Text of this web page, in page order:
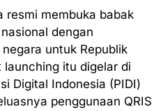
resmi membuka babak
dengan
untuk Republik
launching itu digelar di
Digital Indonesia (PIDI)
penggunaan QRIS